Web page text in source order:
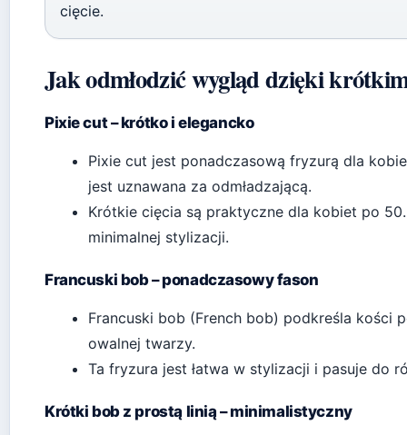
cięcie.
Jak odmłodzić wygląd dzięki
Pixie cut – krótko i elegancko
Pixie cut jest ponadczasową fryzurą dla
jest uznawana za odmładzającą.
Krótkie cięcia są praktyczne dla kobiet po
minimalnej stylizacji.
Francuski bob – ponadczasowy fason
Francuski bob (French bob) podkreśla kości
owalnej twarzy.
Ta fryzura jest łatwa w stylizacji i pasuje do
Krótki bob z prostą linią – minimalistyczny